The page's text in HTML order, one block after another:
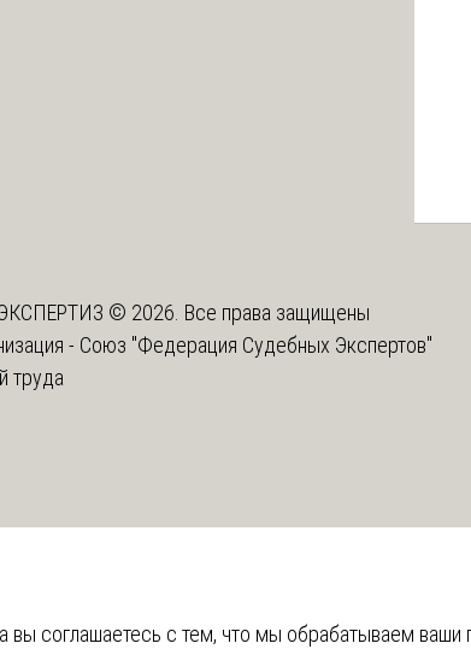
© 2026. Все права защищены
- Союз "Федерация Судебных Экспертов"
труда
вы соглашаетесь с тем, что мы обрабатываем